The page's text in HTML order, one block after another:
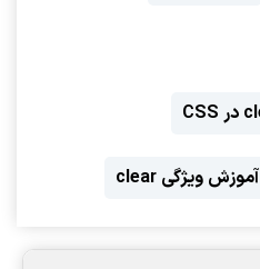
آموزش ویژگی clear